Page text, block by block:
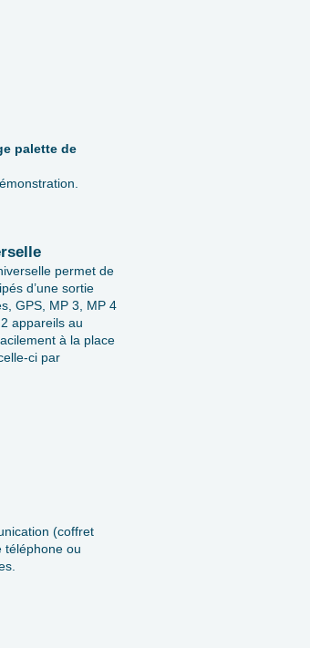
palette de
permet de
d’une sortie
GPS, MP 3, MP 4
appareils au
à la place
ci par
(coffret
téléphone ou